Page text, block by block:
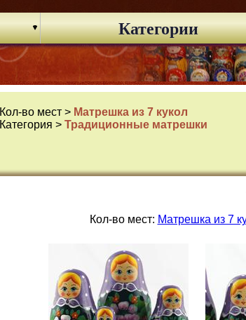
Категории
Кол-во мест > Матрешка из 7 кукол
Категория >Традиционные матрешки
Кол-во мест: Матрешка из 7